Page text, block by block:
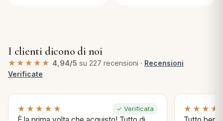
I clienti dicono di noi
★★★★★ 4,94/5 su 227 recensioni · Recensioni
Verificate
★★★★★ ✓ Verificata